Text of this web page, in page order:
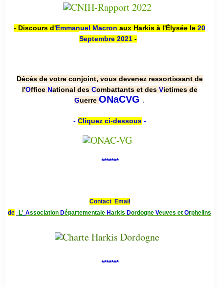
- Discours d'Emmanuel Macron aux Harkis à l'Élysée le 20
Septembre 2021 -
Décès de votre conjoint, vous devenez ressortissant de
l'Office National des Combattants et des Victimes de
Guerre ONaCVG .
- Cliquez ci-dessous-
*******
Contact Email
de
L' Association Départementale Harkis Dordogne Veuves et Orphelins
*******